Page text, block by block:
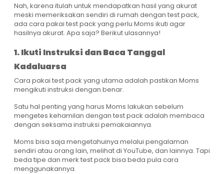
Nah, karena itulah untuk mendapatkan hasil yang akurat
meski memeriksakan sendiri di rumah dengan test pack,
ada cara pakai test pack yang perlu Moms ikuti agar
hasilnya akurat. Apa saja? Berikut ulasannya!
1. Ikuti Instruksi dan Baca Tanggal
Kadaluarsa
Cara pakai test pack yang utama adalah pastikan Moms
mengikuti instruksi dengan benar.
Satu hal penting yang harus Moms lakukan sebelum
mengetes kehamilan dengan test pack adalah membaca
dengan seksama instruksi pemakaiannya.
Moms bisa saja mengetahuinya melalui pengalaman
sendiri atau orang lain, melihat di YouTube, dan lainnya. Tapi
beda tipe dan merk test pack bisa beda pula cara
menggunakannya.